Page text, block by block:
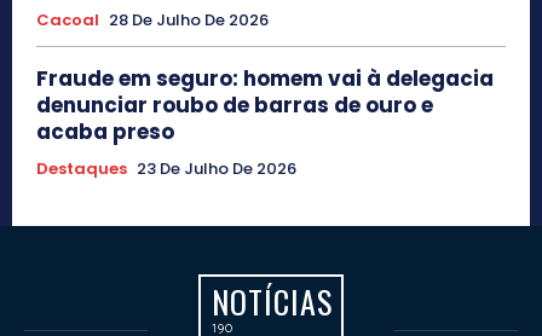
Cacoal 28 De Julho De 2026
Fraude em seguro: homem vai à delegacia
denunciar roubo de barras de ouro e
acaba preso
Destaques 23 De Julho De 2026
NOTÍCIAS
190